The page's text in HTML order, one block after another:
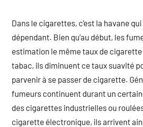
Dans le cigarettes, c’est la havane
dépendant. Bien qu’au début, les
estimation le même taux de cigarette
tabac, ils diminuent ce taux suavité
parvenir à se passer de cigarette.
fumeurs continuent durant un
des cigarettes industrielles ou
cigarette électronique, ils arrivent